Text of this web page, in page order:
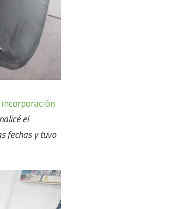
el
fechas y tuvo